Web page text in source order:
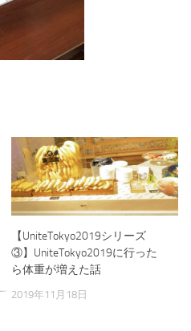
【UniteTokyo2019シリーズ
③】UniteTokyo2019に行った
ら体重が増えた話
2019年11月18日